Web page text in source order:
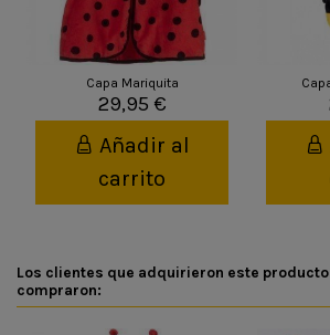
Capa Mariquita
29,95 €
Añadir al
carrito
Los clientes que adquirieron este
compraron: